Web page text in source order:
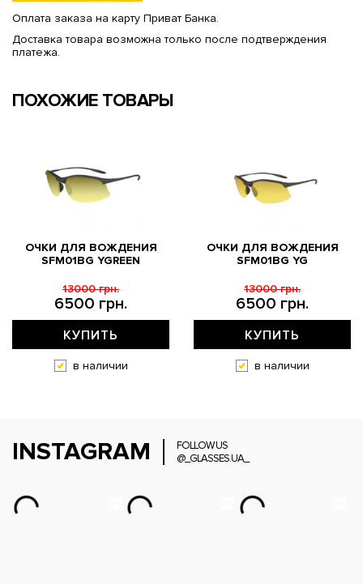
Оплата заказа на карту Приват Банка.
Доставка товара возможна только после подтверждения
платежа.
ПОХОЖИЕ ТОВАРЫ
ОЧКИ ДЛЯ ВОЖДЕНИЯ
SFM01BG YGREEN
6500 грн.
13000 грн.
КУПИТЬ
в наличии
ОЧКИ ДЛЯ ВОЖДЕНИЯ
SFM01BG YG
6500 грн.
13000 грн.
КУПИТЬ
в наличии
INSTAGRAM
FOLLOW US
@_GLASSES.UA_